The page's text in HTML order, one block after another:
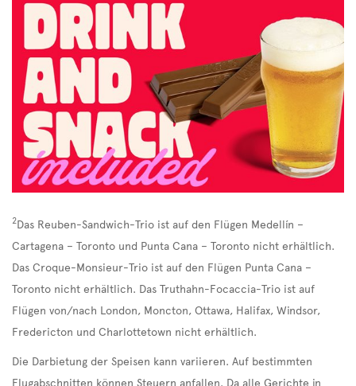
2Das Reuben-Sandwich-Trio ist auf den Flügen Medellín –
Cartagena – Toronto und Punta Cana – Toronto nicht erhältlich.
Das Croque-Monsieur-Trio ist auf den Flügen Punta Cana –
Toronto nicht erhältlich. Das Truthahn-Focaccia-Trio ist auf
Flügen von/nach London, Moncton, Ottawa, Halifax, Windsor,
Fredericton und Charlottetown nicht erhältlich.
Die Darbietung der Speisen kann variieren. Auf bestimmten
Flugabschnitten können Steuern anfallen. Da alle Gerichte in